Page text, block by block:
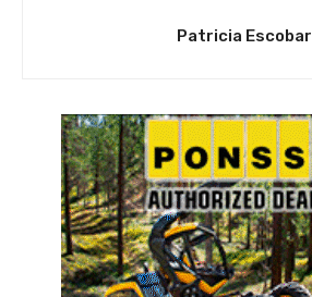
Patricia Escobar